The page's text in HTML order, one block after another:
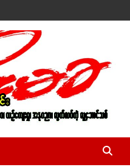
News &
၀၊ ေက်ာက္တံတား၊ ရန္ကုန္။
၇၄၃ ၇၅၃ ၊ ၀၉ ၅၀၄ ၁၀ ၅၈) ျ